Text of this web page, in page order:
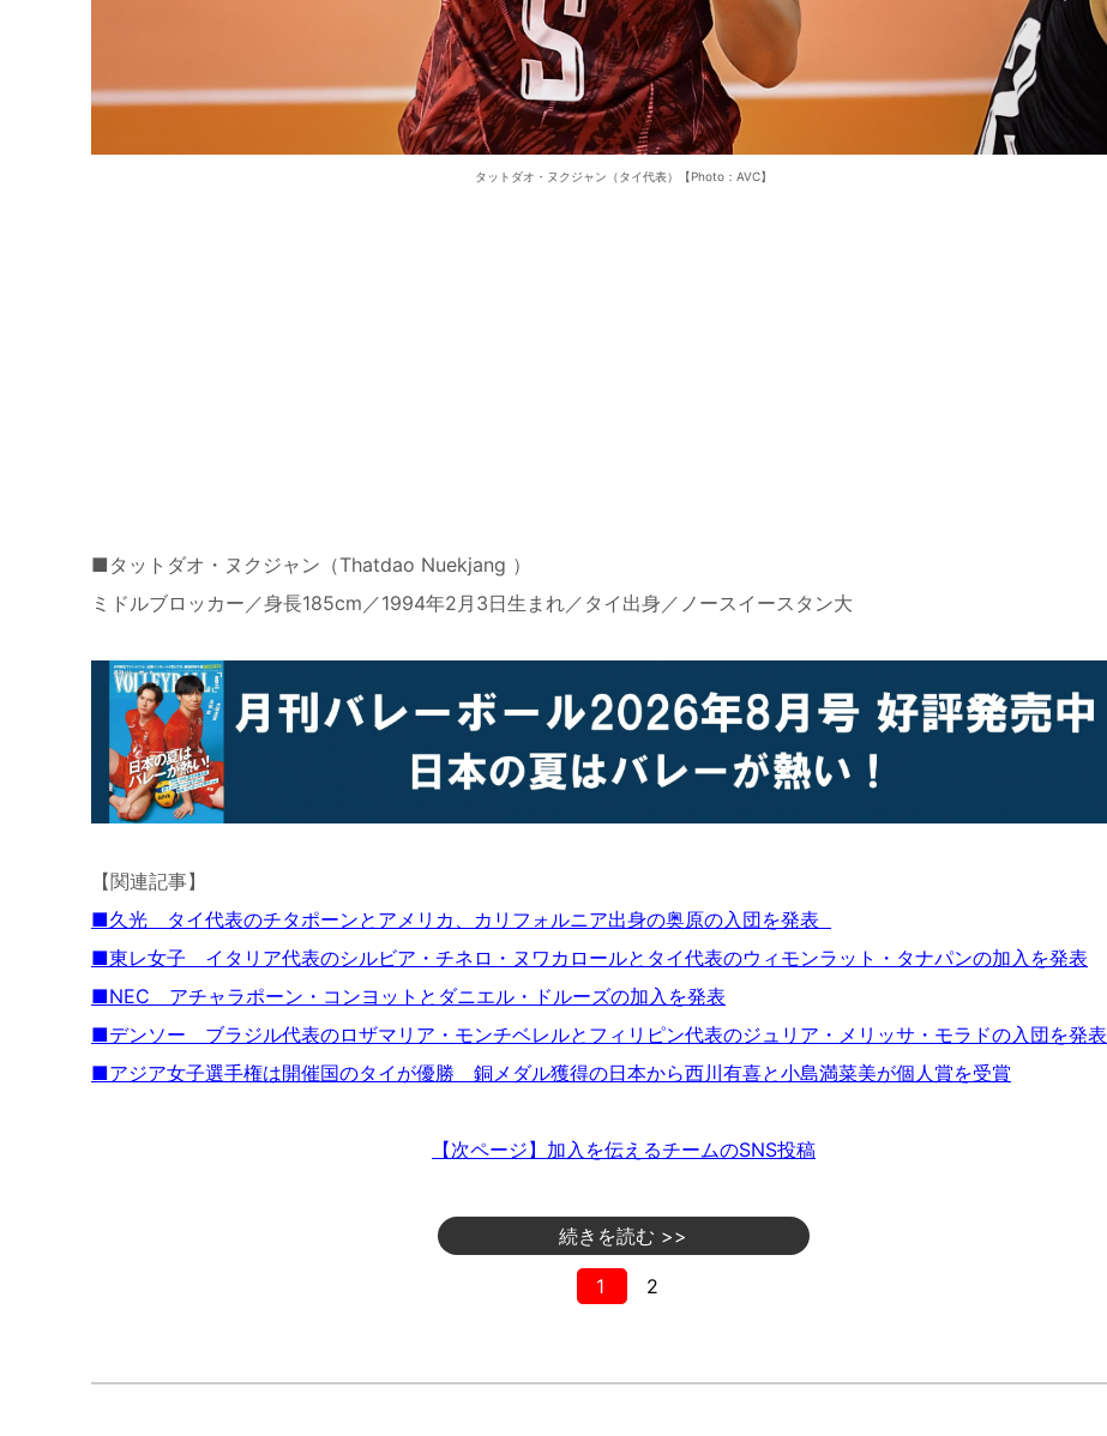
タットダオ・ヌクジャン（タイ代表）【Photo：AVC】
■タットダオ・ヌクジャン（Thatdao Nuekjang ）
ミドルブロッカー／身長185cm／1994年2月3日生まれ／タイ出身／ノースイースタン大
【関連記事】
■久光 タイ代表のチタポーンとアメリカ、カリフォルニア出身の奥原の入団を発表
■東レ女子 イタリア代表のシルビア・チネロ・ヌワカロールとタイ代表のウィモンラット・タナパンの加入を発表
■NEC アチャラポーン・コンヨットとダニエル・ドルーズの加入を発表
■デンソー ブラジル代表のロザマリア・モンチベレルとフィリピン代表のジュリア・メリッサ・モラドの入団を発表
■アジア女子選手権は開催国のタイが優勝 銅メダル獲得の日本から西川有喜と小島満菜美が個人賞を受賞
【次ページ】加入を伝えるチームのSNS投稿
続きを読む >>
1 2